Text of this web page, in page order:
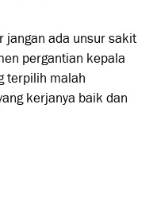
jangan ada unsur sakit
pergantian kepala
terpilih malah
kerjanya baik dan